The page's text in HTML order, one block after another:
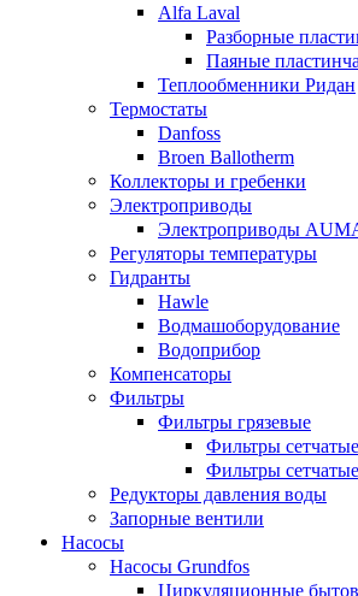
Alfa Laval
Разборные
Паяные
Теплообменники Ридан
Термостаты
Danfoss
Broen Ballotherm
Коллекторы и гребенки
Электроприводы
Электроприводы
Регуляторы температуры
Гидранты
Hawle
Водмашоборудование
Водоприбор
Компенсаторы
Фильтры
Фильтры грязевые
Фильтры
Фильтры
Редукторы давления воды
Запорные вентили
Насосы
Насосы Grundfos
Циркуляционные